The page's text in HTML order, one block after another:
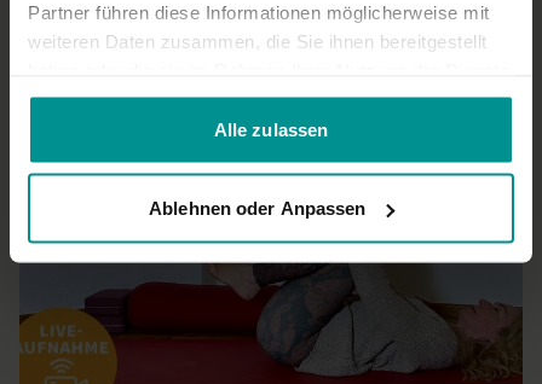
Partner führen diese Informationen möglicherweise mit
weiteren Daten zusammen, die Sie ihnen bereitgestellt
gesammelt haben.
Alle zulassen
Ablehnen oder Anpassen
Tanja Seehofer